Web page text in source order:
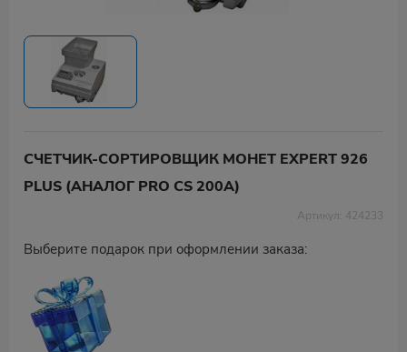
СЧЕТЧИК-СОРТИРОВЩИК МОНЕТ EXPERT 926
PLUS (АНАЛОГ PRO CS 200A)
Артикул: 424233
Выберите подарок при оформлении заказа: